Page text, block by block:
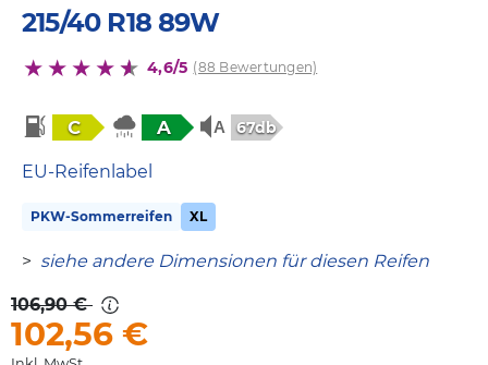
215/40 R18 89W
4,6/5 (88 Bewertungen)
C A 67db
EU-Reifenlabel
PKW-Sommerreifen XL
> siehe andere Dimensionen für diesen Reifen
106,90 €
102,56 €